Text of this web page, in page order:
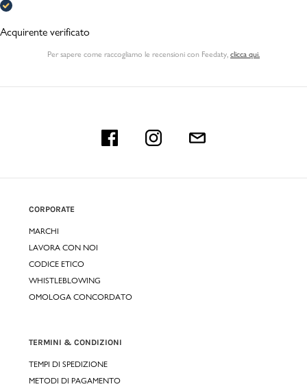
Acquirente verificato
Per sapere come raccogliamo le recensioni con Feedaty, clicca qui.
CORPORATE
MARCHI
LAVORA CON NOI
CODICE ETICO
WHISTLEBLOWING
OMOLOGA CONCORDATO
TERMINI & CONDIZIONI
TEMPI DI SPEDIZIONE
METODI DI PAGAMENTO